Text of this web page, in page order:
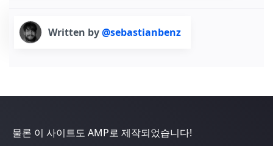
Written by@sebastianbenz
물론 이 사이트도 AMP로 제작되었습니다!